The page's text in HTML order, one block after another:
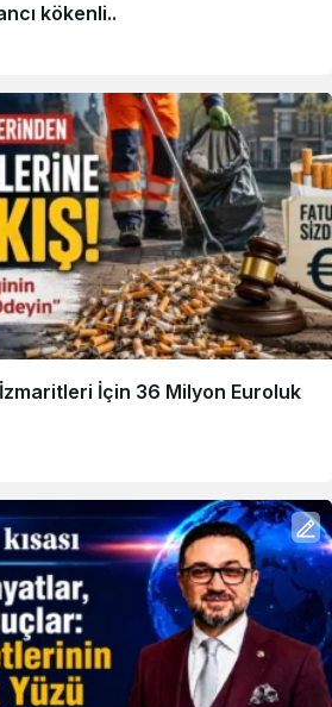
kökenli..
İçin 36 Milyon Euroluk